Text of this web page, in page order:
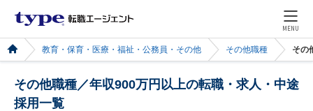
MENU
教育・保育・医療・福祉・公務員・その他 その他職種 その
その他職種／年収900万円以上の転職・求人・中途
採用一覧